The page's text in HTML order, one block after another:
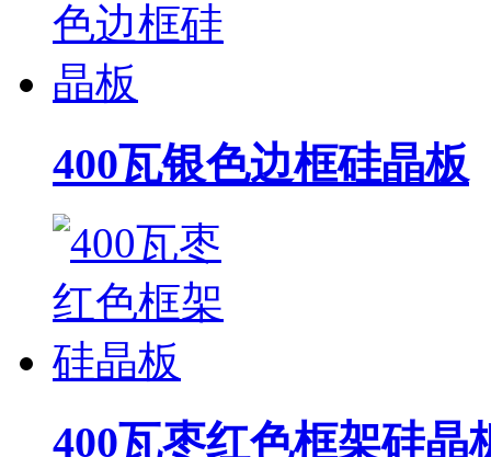
400瓦银色边框硅晶板
400瓦枣红色框架硅晶